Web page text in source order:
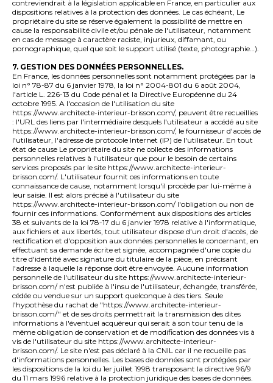
contreviendrait à la législation applicable en France, en particulier aux
dispositions relatives à la protection des données. Le cas échéant, Le
propriétaire du site se réserve également la possibilité de mettre en
cause la responsabilité civile et/ou pénale de l'utilisateur, notamment
en cas de message à caractère raciste, injurieux, diffamant, ou
pornographique, quel que soit le support utilisé (texte, photographie…).
7. GESTION DES DONNÉES PERSONNELLES.
En France, les données personnelles sont notamment protégées par la
loi n° 78-87 du 6 janvier 1978, la loi n° 2004-801 du 6 août 2004,
l'article L. 226-13 du Code pénal et la Directive Européenne du 24
octobre 1995. A l'occasion de l'utilisation du site
https://www.architecte-interieur-brisson.com/, peuvent être recueillies
: l'URL des liens par l'intermédiaire desquels l'utilisateur a accédé au site
https://www.architecte-interieur-brisson.com/, le fournisseur d'accès de
l'utilisateur, l'adresse de protocole Internet (IP) de l'utilisateur. En tout
état de cause Le propriétaire du site ne collecte des informations
personnelles relatives à l'utilisateur que pour le besoin de certains
services proposés par le site https://www.architecte-interieur-
brisson.com/. L'utilisateur fournit ces informations en toute
connaissance de cause, notamment lorsqu'il procède par lui-même à
leur saisie. Il est alors précisé à l'utilisateur du site
https://www.architecte-interieur-brisson.com/ l'obligation ou non de
fournir ces informations. Conformément aux dispositions des articles
38 et suivants de la loi 78-17 du 6 janvier 1978 relative à l'informatique,
aux fichiers et aux libertés, tout utilisateur dispose d'un droit d'accès, de
rectification et d'opposition aux données personnelles le concernant, en
effectuant sa demande écrite et signée, accompagnée d'une copie du
titre d'identité avec signature du titulaire de la pièce, en précisant
l'adresse à laquelle la réponse doit être envoyée. Aucune information
personnelle de l'utilisateur du site https://www.architecte-interieur-
brisson.com/ n'est publiée à l'insu de l'utilisateur, échangée, transférée,
cédée ou vendue sur un support quelconque à des tiers. Seule
l'hypothèse du rachat de "https://www.architecte-interieur-
brisson.com/" et de ses droits permettrait la transmission des dites
informations à l'éventuel acquéreur qui serait à son tour tenu de la
même obligation de conservation et de modification des données vis à
vis de l'utilisateur du site https://www.architecte-interieur-
brisson.com/. Le site n'est pas déclaré à la CNIL car il ne recueille pas
d'informations personnelles. Les bases de données sont protégées par
les dispositions de la loi du 1er juillet 1998 transposant la directive 96/9
du 11 mars 1996 relative à la protection juridique des bases de données.